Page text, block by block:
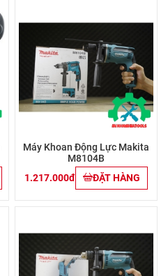
Máy Khoan Động Lực Makita
M8104B
1.217.000đ
ĐẶT HÀNG